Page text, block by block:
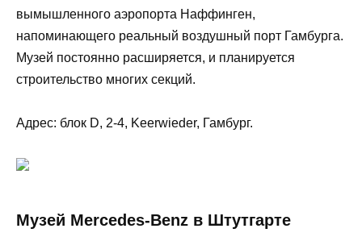
вымышленного аэропорта Наффинген,
напоминающего реальный воздушный порт Гамбурга.
Музей постоянно расширяется, и планируется
строительство многих секций.
Адрес: блок D, 2-4, Keerwieder, Гамбург.
Музей Mercedes-Benz в Штутгарте